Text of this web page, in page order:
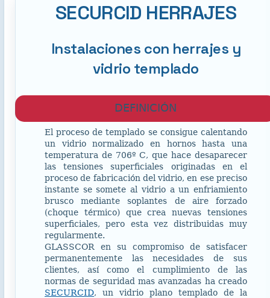
SECURCID HERRAJES
Instalaciones con herrajes y
vidrio templado
DEFINICIÓN
El proceso de templado se consigue calentando
un vidrio normalizado en hornos hasta una
temperatura de 706º C, que hace desaparecer
las tensiones superficiales originadas en el
proceso de fabricación del vidrio, en ese preciso
instante se somete al vidrio a un enfriamiento
brusco mediante soplantes de aire forzado
(choque térmico) que crea nuevas tensiones
superficiales, pero esta vez distribuidas muy
regularmente.
GLASSCOR en su compromiso de satisfacer
permanentemente las necesidades de sus
clientes, así como el cumplimiento de las
normas de seguridad mas avanzadas ha creado
SECURCID, un vidrio plano templado de la